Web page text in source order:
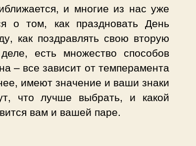
и многие из нас уже
о том, как праздновать День
как поздравлять свою вторую
есть множество способов
– все зависит от темперамента
имеют значение и ваши знаки
что лучше выбрать, и какой
вам и вашей паре.